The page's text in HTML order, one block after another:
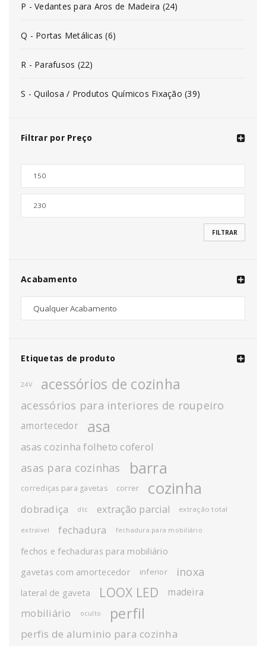
P - Vedantes para Aros de Madeira (24)
Q - Portas Metálicas (6)
R - Parafusos (22)
S - Quilosa / Produtos Químicos Fixação (39)
Filtrar por Preço
FILTRAR
Acabamento
Etiquetas de produto
24V acessórios de cozinha
acessórios para interiores de roupeiro
amortecedor asa
asas cozinha folheto coferol
asas para cozinhas barra
corrediças para gavetas correr cozinha
dobradiça dtc extração parcial extração total
extraível fechadura fechadura para mobiliário
fechos e fechaduras para mobiliário
gavetas com amortecedor
inferior inoxa
lateral de gaveta LOOX LED madeira
mobiliário oculto perfil
perfis de aluminio para cozinha